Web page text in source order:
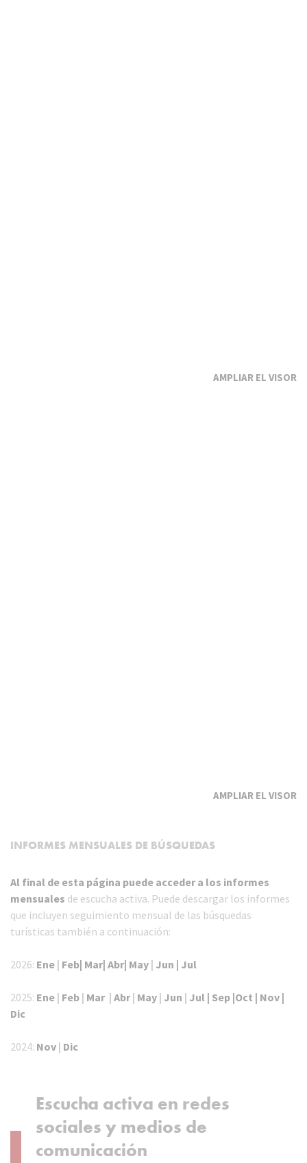
EL VISOR
EL VISOR
INFORMES MENSUALES DE BÚSQUEDAS
Al final de esta página puede acceder a los informes
mensuales de escucha activa. Puede descargar los informes
que incluyen seguimiento mensual de las búsquedas
turísticas también a continuación:
2026: Ene | Feb| Mar| Abr| May | Jun | Jul
2025: Ene | Feb | Mar | Abr| May | Jun | Jul | Sep |Oct | Nov |
Dic
2024: Nov | Dic
Escucha activa en redes
sociales y medios de
comunicación